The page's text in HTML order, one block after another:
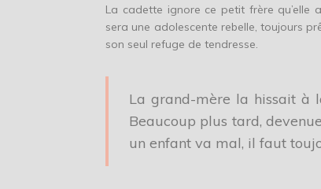
La cadette ignore ce petit frère qu’elle
sera une adolescente rebelle, toujours
son seul refuge de tendresse.
La grand-mère la hissait à
Beaucoup plus tard,
un enfant va mal, il faut